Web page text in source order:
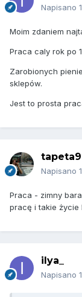
Napisano
Moim zdaniem
Praca caly rok po
Zarobionych
sklepów.
Jest to prosta
Napisano
Praca - zimny
pracę i takie życie
ilya_
Napisano